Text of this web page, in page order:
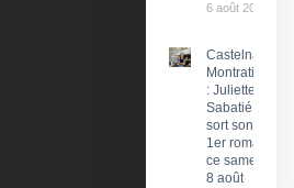
6 août 2026
Castelnau-
Montratier
: Juliette
Sabatié
sort son
1er roman
ce samedi
8 août